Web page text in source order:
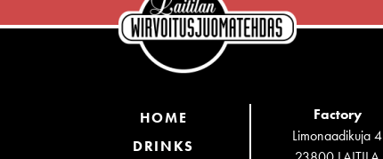
HOME
DRINKS
Factory
Limonaadikuja 4